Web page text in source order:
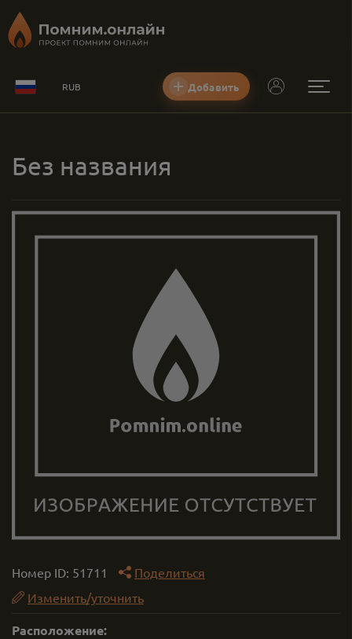
RUB Добавить
Без названия
Номер ID: 51711
Поделиться
Изменить/уточнить
Расположение: